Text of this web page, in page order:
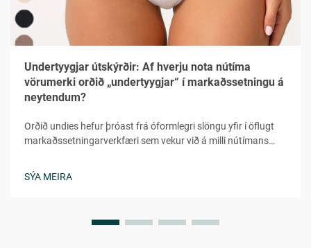
Undertyygjar útskýrðir: Af hverju nota nútíma
vörumerki orðið „undertyygjar“ í markaðssetningu á
neytendum?
Orðið undies hefur þróast frá óformlegri slöngu yfir í öflugt
markaðssetningarverkfæri sem vekur við á milli nútímans
persónulega orð veitir tilfinninguna fyrir hversdagsleit,
SÝA MEIRA